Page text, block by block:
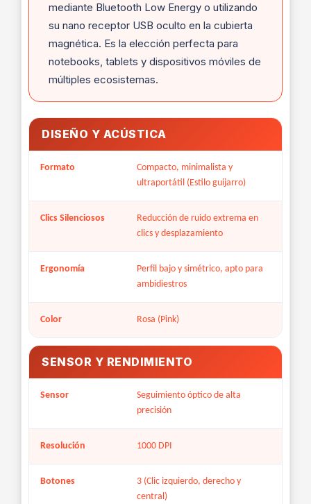
mediante Bluetooth Low Energy o utilizando
su nano receptor USB oculto en la cubierta
magnética. Es la elección perfecta para
notebooks, tablets y dispositivos móviles de
múltiples ecosistemas.
DISEÑO Y ACÚSTICA
Formato
Compacto, minimalista y
ultraportátil (Estilo guijarro)
Clics Silenciosos
Reducción de ruido extrema en
clics y desplazamiento
Ergonomía
Perfil bajo y simétrico, apto para
ambidiestros
Color Rosa (Pink)
SENSOR Y RENDIMIENTO
Sensor
Seguimiento óptico de alta
precisión
Resolución 1000 DPI
Botones
3 (Clic izquierdo, derecho y
central)